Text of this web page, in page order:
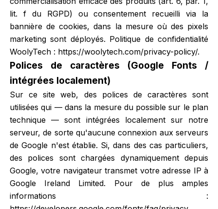
lit. f du RGPD) ou consentement recueilli via la
bannière de cookies, dans la mesure où des pixels
marketing sont déployés. Politique de confidentialité
WoolyTech : https://woolytech.com/privacy-policy/.
Polices de caractères (Google Fonts /
intégrées localement)
Sur ce site web, des polices de caractères sont
utilisées qui — dans la mesure du possible sur le plan
technique — sont intégrées localement sur notre
serveur, de sorte qu'aucune connexion aux serveurs
de Google n'est établie. Si, dans des cas particuliers,
des polices sont chargées dynamiquement depuis
Google, votre navigateur transmet votre adresse IP à
Google Ireland Limited. Pour de plus amples
informations :